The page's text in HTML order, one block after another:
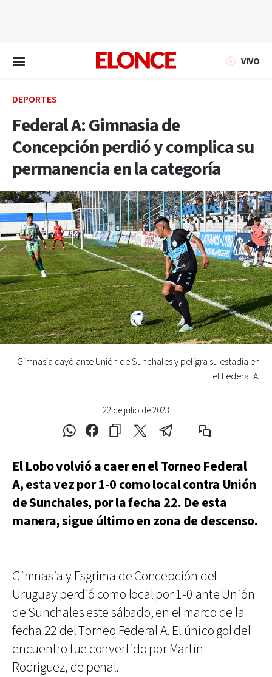
VIVO
DEPORTES
Federal A: Gimnasia de
Concepción perdió y complica su
permanencia en la categoría
22 de julio de 2023
Gimnasia cayó ante Unión de Sunchales y peligra su estadía en
el Federal A.
El Lobo volvió a caer en el Torneo Federal
A, esta vez por 1-0 como local contra Unión
de Sunchales, por la fecha 22. De esta
manera, sigue último en zona de descenso.
Gimnasia y Esgrima de Concepción del
Uruguay perdió como local por 1-0 ante Unión
de Sunchales este sábado, en el marco de la
fecha 22 del Torneo Federal A. El único gol del
encuentro fue convertido por Martín
Rodríguez, de penal.